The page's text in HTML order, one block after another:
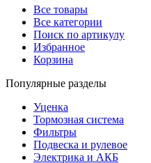
Все товары
Все категории
Поиск по артикулу
Избранное
Корзина
Популярные разделы
Уценка
Тормозная система
Фильтры
Подвеска и рулевое
Электрика и АКБ